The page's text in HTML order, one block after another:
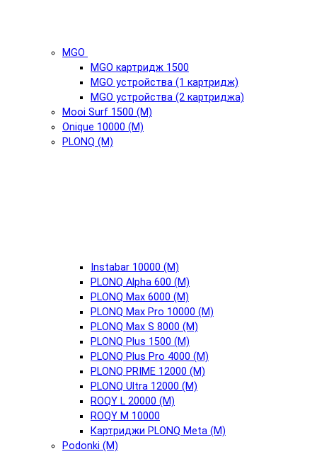
MGO
MGO картридж 1500
MGO устройства (1 картридж)
MGO устройства (2 картриджа)
Mooi Surf 1500 (М)
Onique 10000 (М)
PLONQ (М)
Instabar 10000 (М)
PLONQ Alpha 600 (М)
PLONQ Max 6000 (М)
PLONQ Max Pro 10000 (М)
PLONQ Max S 8000 (М)
PLONQ Plus 1500 (М)
PLONQ Plus Pro 4000 (М)
PLONQ PRIME 12000 (М)
PLONQ Ultra 12000 (М)
ROQY L 20000 (М)
ROQY M 10000
Картриджи PLONQ Meta (М)
Podonki (М)